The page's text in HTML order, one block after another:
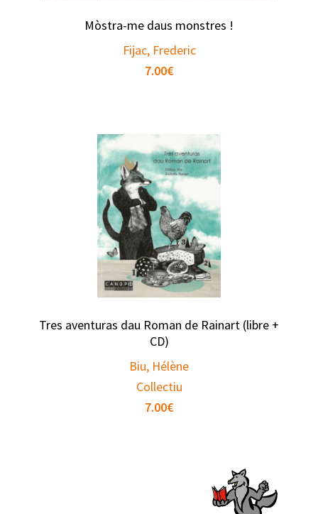
Mòstra-me daus monstres !
Fijac, Frederic
7.00€
Tres aventuras dau Roman de Rainart (libre +
CD)
Biu, Hélène
Collectiu
7.00€